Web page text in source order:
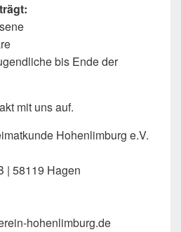
bis Ende der
mit uns auf.
Hohenlimburg e.V.
| 58119 Hagen
hohenlimburg.de